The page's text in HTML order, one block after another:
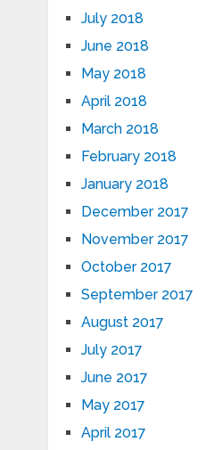
July 2018
June 2018
May 2018
April 2018
March 2018
February 2018
January 2018
December 2017
November 2017
October 2017
September 2017
August 2017
July 2017
June 2017
May 2017
April 2017